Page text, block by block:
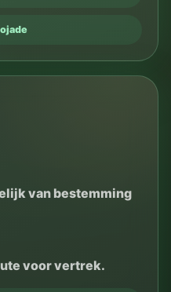
van bestemming
voor vertrek.